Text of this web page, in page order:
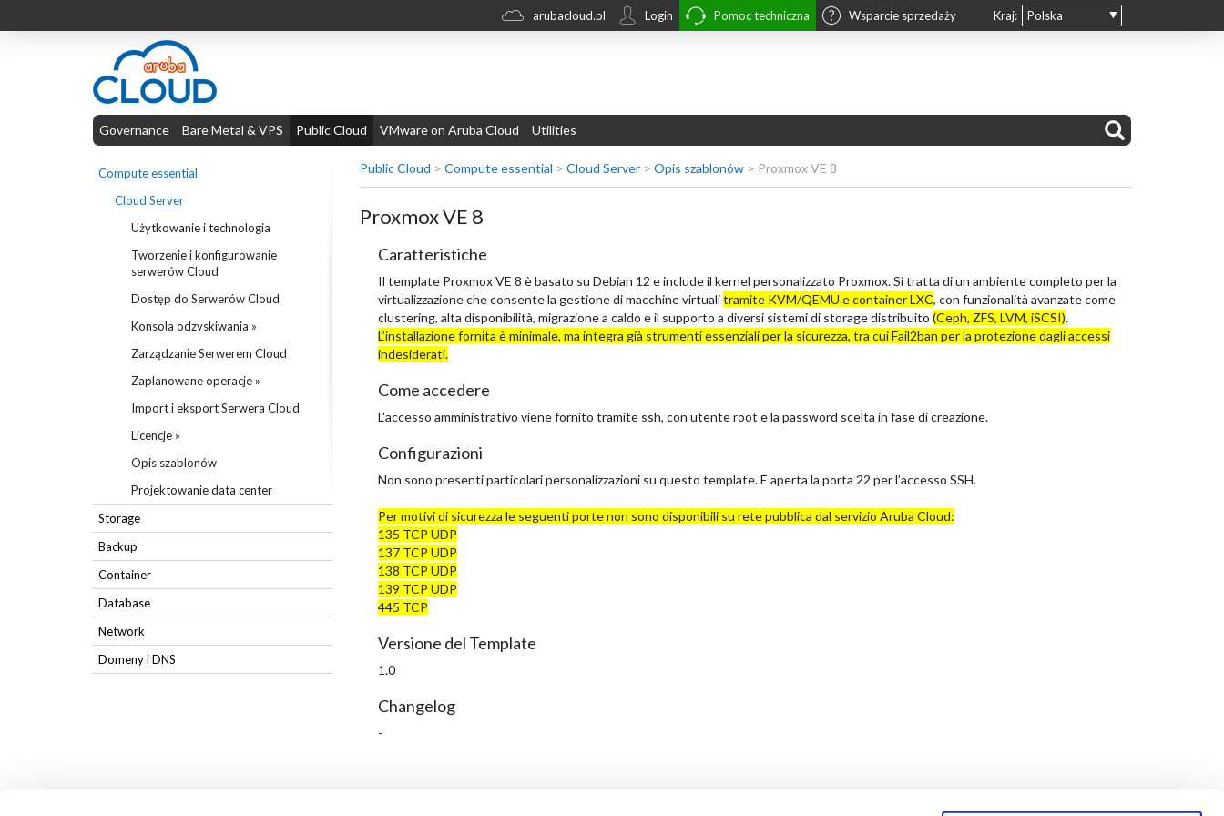
Kraj: Polska
arubacloud.pl Login Pomoc techniczna Wsparcie sprzedaży
Governance Bare Metal & VPS Public Cloud VMware on Aruba Cloud Utilities
Compute essential
Cloud Server
Użytkowanie i technologia
Tworzenie i konfigurowanie
serwerów Cloud
Dostęp do Serwerów Cloud
Konsola odzyskiwania »
Zarządzanie Serwerem Cloud
Zaplanowane operacje »
Import i eksport Serwera Cloud
Licencje »
Opis szablonów
Projektowanie data center
Storage
Backup
Container
Database
Network
Domeny i DNS
Public Cloud > Compute essential > Cloud Server> Opis szablonów> Proxmox VE 8
Proxmox VE 8
Caratteristiche
Il template Proxmox VE 8 è basato su Debian 12 e include il kernel personalizzato Proxmox. Si tratta di un ambiente completo per la
virtualizzazione che consente la gestione di macchine virtualitramite KVM/QEMU e container LXC, con funzionalità avanzate come
clustering, alta disponibilità, migrazione a caldo e il supporto a diversi sistemi di storage distribuito (Ceph, ZFS, LVM, iSCSI).
L’installazione fornita è minimale, ma integra già strumenti essenziali per la sicurezza, tra cui Fail2ban per la protezione dagli accessi
indesiderati.
Come accedere
L'accesso amministrativo viene fornito tramite ssh, con utente root e la password scelta in fase di creazione.
Configurazioni
Non sono presenti particolari personalizzazioni su questo template. È aperta la porta 22 per l’accesso SSH.
Per motivi di sicurezza le seguenti porte non sono disponibili su rete pubblica dal servizio Aruba Cloud:
135 TCP UDP
137 TCP UDP
138 TCP UDP
139 TCP UDP
445 TCP
Versione del Template
1.0
Changelog
-